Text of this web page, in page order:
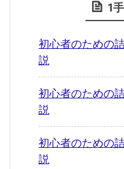
1
初心者のための
説
初心者のため
説
初心者のため
説